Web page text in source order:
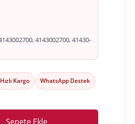
4143002700, 41430-
Hızlı Kargo WhatsApp Destek
Sepete Ekle